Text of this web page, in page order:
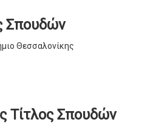
Σπουδών
Θεσσαλονίκης
Τίτλος Σπουδών